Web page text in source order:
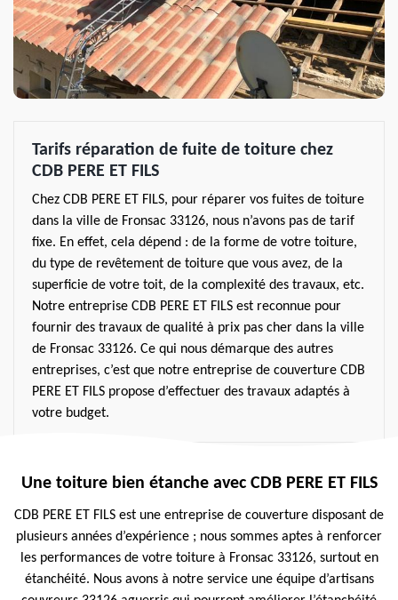
Tarifs réparation de fuite de toiture chez
CDB PERE ET FILS
Chez CDB PERE ET FILS, pour réparer vos fuites de toiture
dans la ville de Fronsac 33126, nous n’avons pas de tarif
fixe. En effet, cela dépend : de la forme de votre toiture,
du type de revêtement de toiture que vous avez, de la
superficie de votre toit, de la complexité des travaux, etc.
Notre entreprise CDB PERE ET FILS est reconnue pour
fournir des travaux de qualité à prix pas cher dans la ville
de Fronsac 33126. Ce qui nous démarque des autres
entreprises, c’est que notre entreprise de couverture CDB
PERE ET FILS propose d’effectuer des travaux adaptés à
votre budget.
Une toiture bien étanche avec CDB PERE ET FILS
CDB PERE ET FILS est une entreprise de couverture disposant de
plusieurs années d’expérience ; nous sommes aptes à renforcer
les performances de votre toiture à Fronsac 33126, surtout en
étanchéité. Nous avons à notre service une équipe d’artisans